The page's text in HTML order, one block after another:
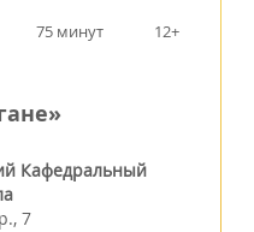
75 минут 12+
Кафедральный
7